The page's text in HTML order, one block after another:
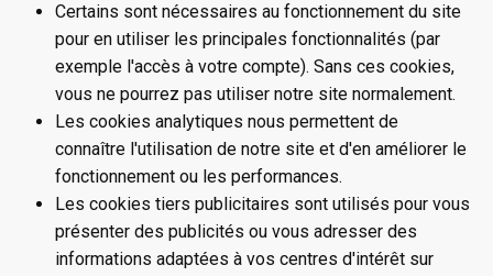
Certains sont nécessaires au fonctionnement du site
pour en utiliser les principales fonctionnalités (par
exemple l'accès à votre compte). Sans ces cookies,
vous ne pourrez pas utiliser notre site normalement.
Les cookies analytiques nous permettent de
connaître l'utilisation de notre site et d'en améliorer le
fonctionnement ou les performances.
Les cookies tiers publicitaires sont utilisés pour vous
présenter des publicités ou vous adresser des
informations adaptées à vos centres d'intérêt sur